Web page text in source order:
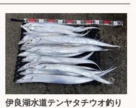
伊良湖水道テンヤタチウオ釣り